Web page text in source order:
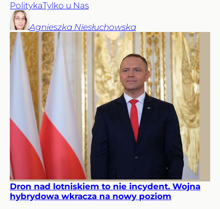
PolitykaTylko u Nas
Agnieszka Niesłuchowska
Dron nad lotniskiem to nie incydent. Wojna
hybrydowa wkracza na nowy poziom